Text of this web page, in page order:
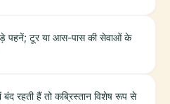
पहनें; टूर या आस-पास की सेवाओं के
रहती हैं तो कब्रिस्तान विशेष रूप से